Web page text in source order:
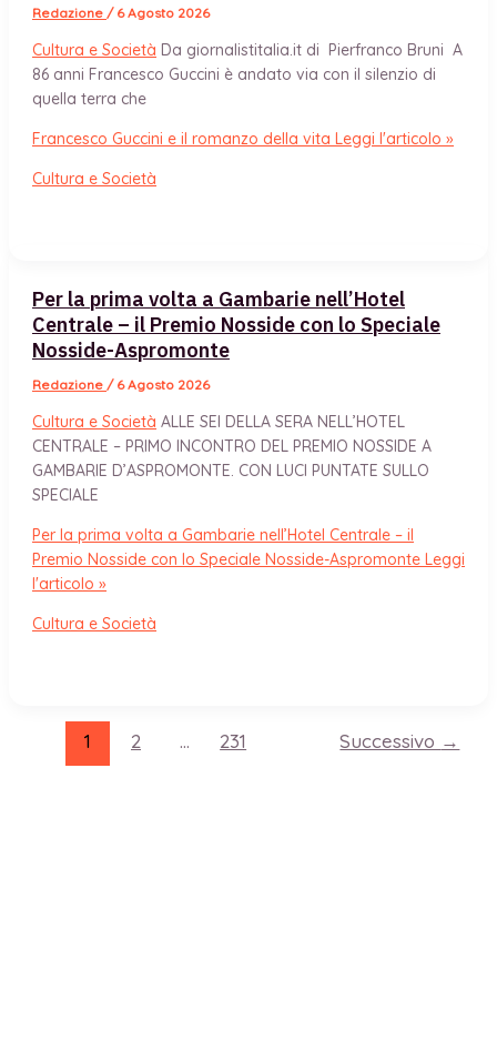
Redazione / 6 Agosto 2026
Cultura e Società Da giornalistitalia.it di Pierfranco Bruni A
86 anni Francesco Guccini è andato via con il silenzio di
quella terra che
Francesco Guccini e il romanzo della vita Leggi l'articolo »
Cultura e Società
Per la prima volta a Gambarie nell’Hotel
Centrale – il Premio Nosside con lo Speciale
Nosside-Aspromonte
Redazione / 6 Agosto 2026
Cultura e Società ALLE SEI DELLA SERA NELL’HOTEL
CENTRALE – PRIMO INCONTRO DEL PREMIO NOSSIDE A
GAMBARIE D’ASPROMONTE. CON LUCI PUNTATE SULLO
SPECIALE
Per la prima volta a Gambarie nell’Hotel Centrale – il
Premio Nosside con lo Speciale Nosside-Aspromonte Leggi
l'articolo »
Cultura e Società
1 2 … 231 Successivo →